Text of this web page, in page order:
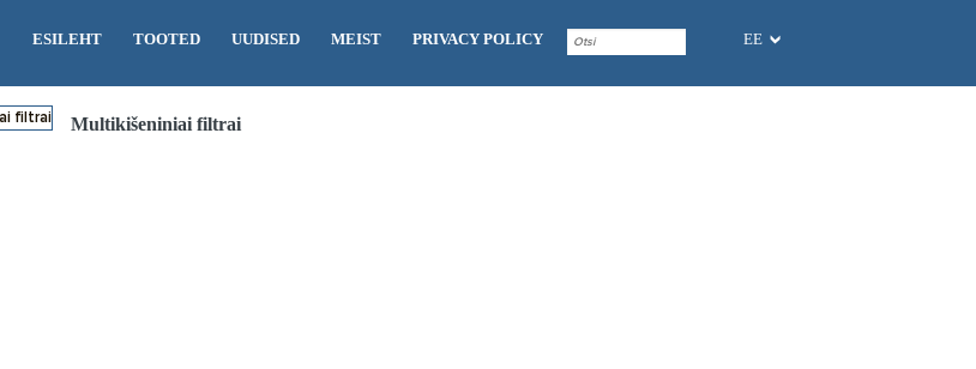
EE
ESILEHT TOOTED UUDISED MEIST PRIVACY POLICY
Multikišeniniai filtrai